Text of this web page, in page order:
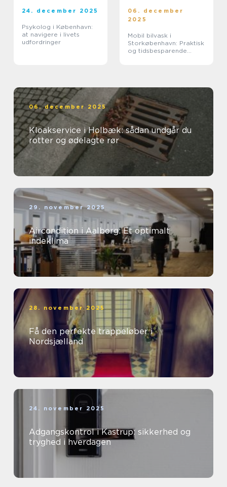
24. december 2025
Psykolog i København:
at navigere i livets
udfordringer
06. december
2025
Mobil bilvask i
Storkøbenhavn: Praktisk
og tidsbesparende
06. december 2025
Kloakservice i Holbæk: sådan undgår du
rotter og ødelagte rør
29. november 2025
Aircondition i Aalborg: Et optimalt
indeklima
28. november 2025
Få den perfekte trappeløber i
Nordsjælland
24. november 2025
Adgangskontrol i Kastrup: sikkerhed og
tryghed i hverdagen